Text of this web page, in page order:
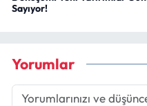
Sayıyor!
Yorumlar